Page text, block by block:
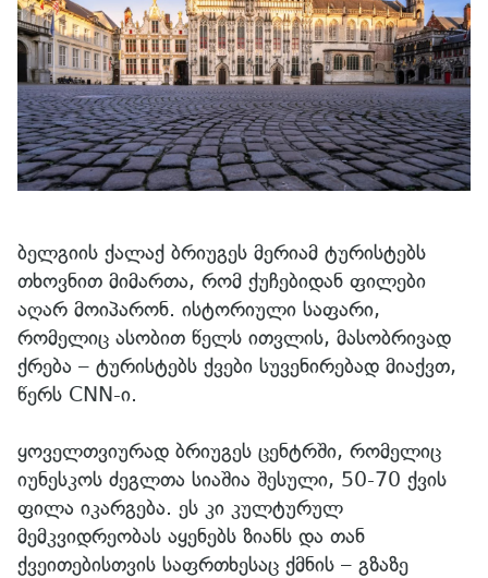
ბელგიის ქალაქ ბრიუგეს მერიამ ტურისტებს
თხოვნით მიმართა, რომ ქუჩებიდან ფილები
აღარ მოიპარონ. ისტორიული საფარი,
რომელიც ასობით წელს ითვლის, მასობრივად
ქრება – ტურისტებს ქვები სუვენირებად მიაქვთ,
წერს CNN-ი.
ყოველთვიურად ბრიუგეს ცენტრში, რომელიც
იუნესკოს ძეგლთა სიაშია შესული, 50-70 ქვის
ფილა იკარგება. ეს კი კულტურულ
მემკვიდრეობას აყენებს ზიანს და თან
ქვეითებისთვის საფრთხესაც ქმნის – გზაზე